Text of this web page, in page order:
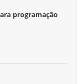
programação